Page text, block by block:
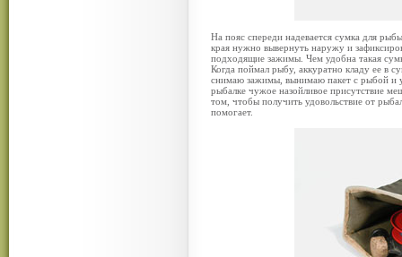
На пояс спереди надевается сумка для
края нужно вывернуть наружу и
подходящие зажимы. Чем удобна такая
Когда поймал рыбу, аккуратно кладу ее в
снимаю зажимы, вынимаю пакет с рыбой и
рыбалке чужое назойливое присутствие
том, чтобы получить удовольствие от
помогает.